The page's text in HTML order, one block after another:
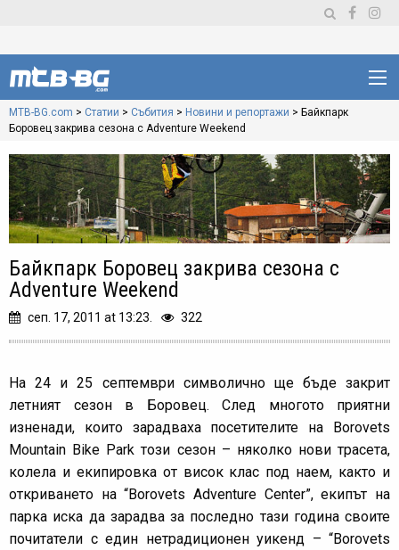
MTB-BG.com > Статии > Събития > Новини и репортажи > Байкпарк
Боровец закрива сезона с Adventure Weekend
Байкпарк Боровец закрива сезона с
Adventure Weekend
сеп. 17, 2011 at 13:23. 322
На 24 и 25 септември символично ще бъде закрит
летният сезон в Боровец. След многото приятни
изненади, които зарадваха посетителите на Borovets
Mountain Bike Park този сезон – няколко нови трасета,
колела и екипировка от висок клас под наем, както и
откриването на “Borovets Adventure Center”, екипът на
парка иска да зарадва за последно тази година своите
почитатели с един нетрадиционен уикенд – “Borovets